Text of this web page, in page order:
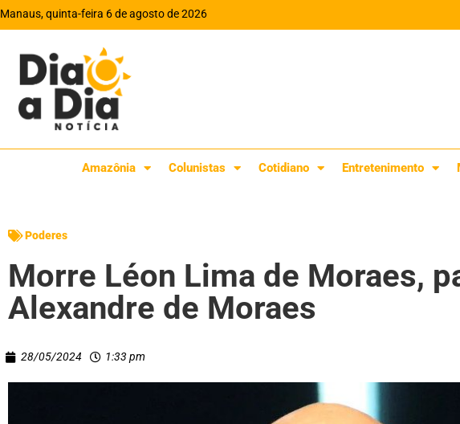
Manaus, quinta-feira 6 de agosto de 2026
Amazônia Colunistas Cotidiano Entretenimento
Poderes
Morre Léon Lima de Moraes,
Alexandre de Moraes
28/05/2024 1:33 pm